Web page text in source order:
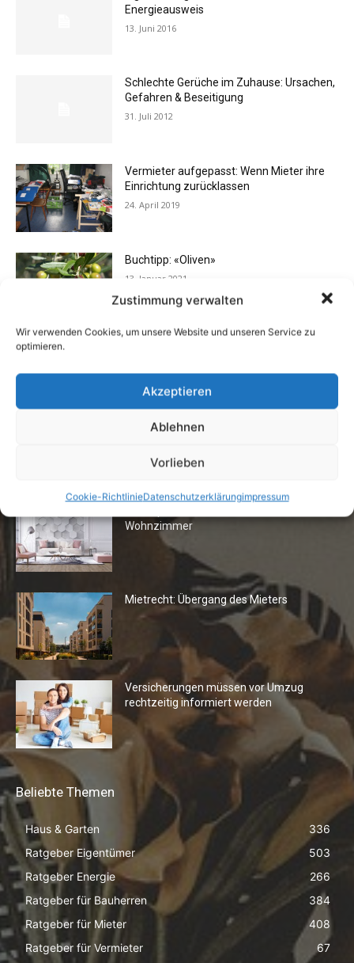
Zustimmung verwalten
Wir verwenden Cookies, um unsere Website und unseren Service zu
optimieren.
Akzeptieren
Ablehnen
Vorlieben
Cookie-RichtlinieDatenschutzerklärungimpressum
Energieausweis
13. Juni 2016
Schlechte Gerüche im Zuhause: Ursachen,
Gefahren & Beseitigung
31. Juli 2012
Vermieter aufgepasst: Wenn Mieter ihre
Einrichtung zurücklassen
24. April 2019
Buchtipp: «Oliven»
13. Januar 2021
Wohnzimmer
Mietrecht: Übergang des Mieters
Versicherungen müssen vor Umzug
rechtzeitig informiert werden
Beliebte Themen
Haus & Garten
336
Ratgeber Eigentümer
503
Ratgeber Energie
266
Ratgeber für Bauherren
384
Ratgeber für Mieter
408
Ratgeber für Vermieter
67